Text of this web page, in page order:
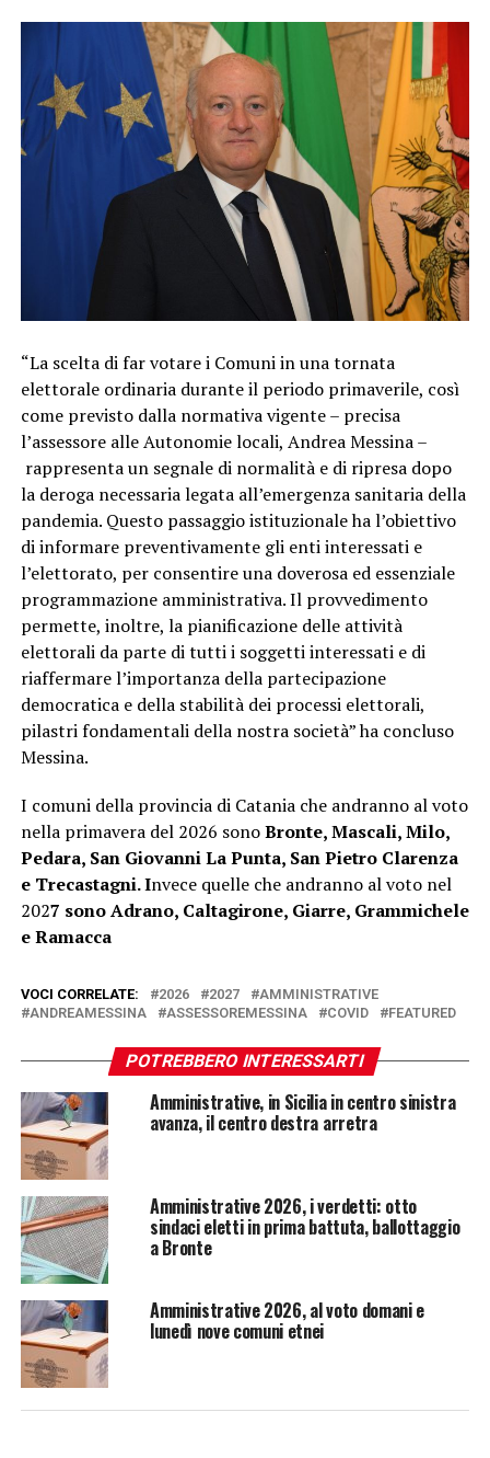
“La scelta di far votare i Comuni in una tornata
elettorale ordinaria durante il periodo primaverile, così
come previsto dalla normativa vigente – precisa
l’assessore alle Autonomie locali, Andrea Messina –
rappresenta un segnale di normalità e di ripresa dopo
la deroga necessaria legata all’emergenza sanitaria della
pandemia. Questo passaggio istituzionale ha l’obiettivo
di informare preventivamente gli enti interessati e
l’elettorato, per consentire una doverosa ed essenziale
programmazione amministrativa. Il provvedimento
permette, inoltre, la pianificazione delle attività
elettorali da parte di tutti i soggetti interessati e di
riaffermare l’importanza della partecipazione
democratica e della stabilità dei processi elettorali,
pilastri fondamentali della nostra società” ha concluso
Messina.
I comuni della provincia di Catania che andranno al voto
nella primavera del 2026 sonoBronte, Mascali, Milo,
Pedara, San Giovanni La Punta, San Pietro Clarenza
e Trecastagni. Invece quelle che andranno al voto nel
2027 sono Adrano, Caltagirone, Giarre, Grammichele
e Ramacca
VOCI CORRELATE: 2026 2027
AMMINISTRATIVE
ANDREAMESSINA
ASSESSOREMESSINA COVID FEATURED
POTREBBERO INTERESSARTI
Amministrative, in Sicilia in centro sinistra
avanza, il centro destra arretra
Amministrative 2026, i verdetti: otto
sindaci eletti in prima battuta, ballottaggio
a Bronte
Amministrative 2026, al voto domani e
lunedì nove comuni etnei